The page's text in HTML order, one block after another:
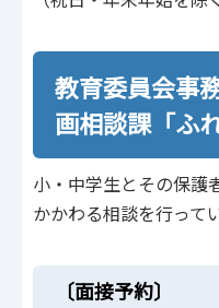
教育委員会事
画相談課「ふ
小・中学生とその保護
かかわる相談を行って
〔面接予約〕